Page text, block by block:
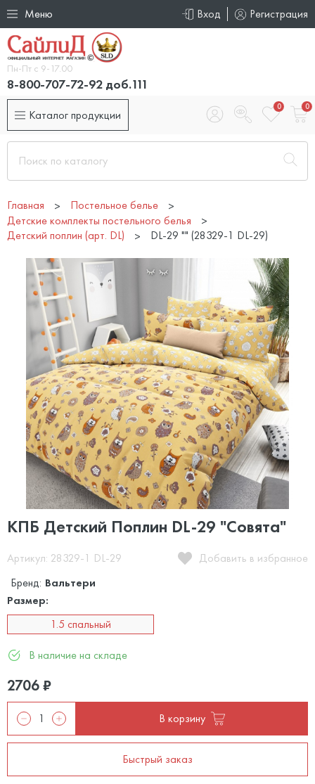
Меню Вход Регистрация
Пн-Пт с 9-17.00
8-800-707-72-92 доб.111
Каталог продукции
0 0
Главная
Постельное белье
Детские комплекты постельного белья
Детский поплин (арт. DL)
DL-29 "" (28329-1 DL-29)
КПБ Детский Поплин DL-29 "Совята"
Артикул: 28329-1 DL-29
Добавить в избранное
Бренд: Вальтери
Размер:
1.5 спальный
В наличие на складе
2706₽
В корзину
Быстрый заказ